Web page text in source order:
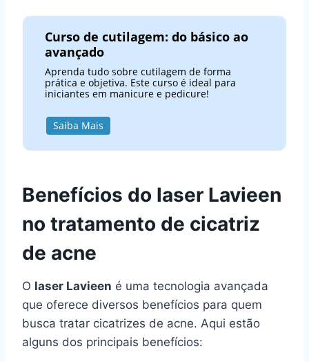
Curso de cutilagem: do básico ao
avançado
Aprenda tudo sobre cutilagem de forma
prática e objetiva. Este curso é ideal para
iniciantes em manicure e pedicure!
Saiba Mais
Benefícios do laser Lavieen
no tratamento de cicatriz
de acne
O laser Lavieen é uma tecnologia avançada
que oferece diversos benefícios para quem
busca tratar cicatrizes de acne. Aqui estão
alguns dos principais benefícios: